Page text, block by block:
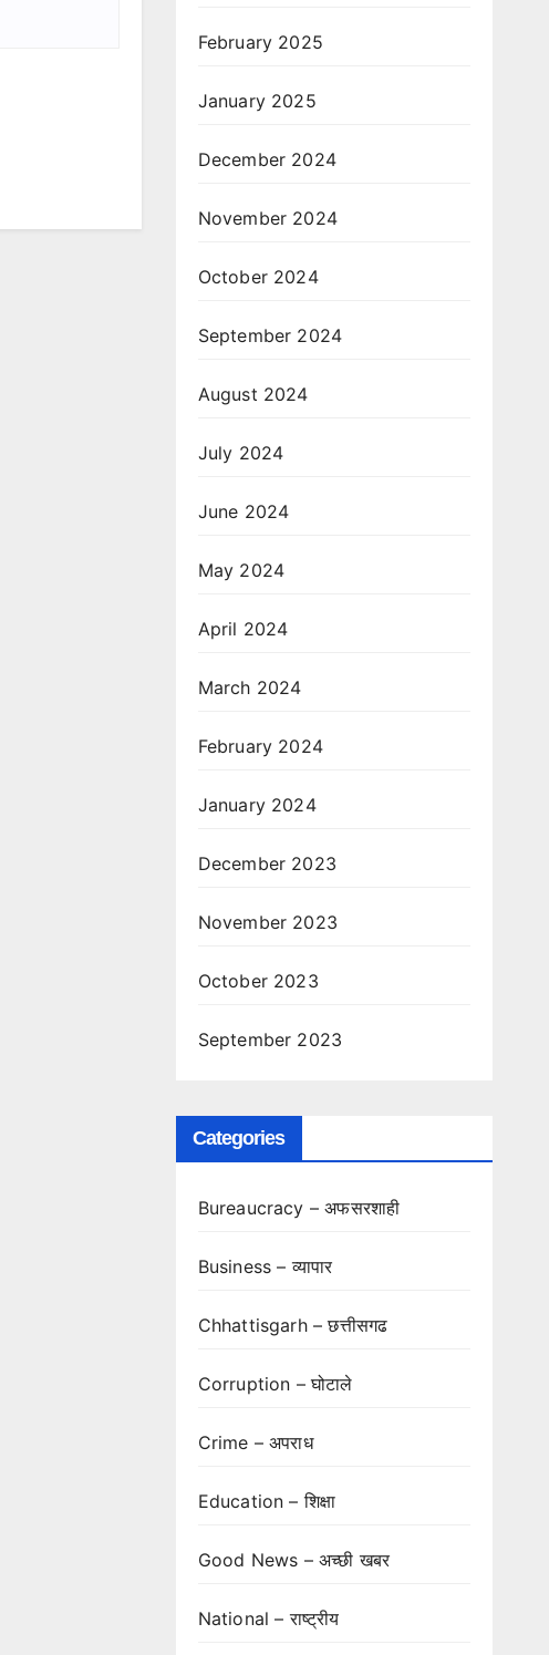
February 2025
January 2025
December 2024
November 2024
October 2024
September 2024
August 2024
July 2024
June 2024
May 2024
April 2024
March 2024
February 2024
January 2024
December 2023
November 2023
October 2023
September 2023
Categories
Bureaucracy – अफसरशाही
Business – व्यापार
Chhattisgarh – छत्तीसगढ
Corruption – घोटाले
Crime – अपराध
Education – शिक्षा
Good News – अच्छी खबर
National – राष्ट्रीय